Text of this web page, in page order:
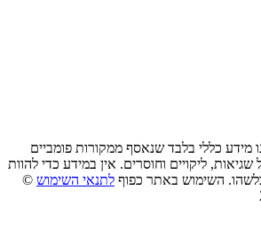
מידע כללי בלבד שנאסף ממקורות פומביים
ליקויים וחוסרים. אין במידע כדי להוות
השימוש באתר כפוף לתנאי השימוש ©